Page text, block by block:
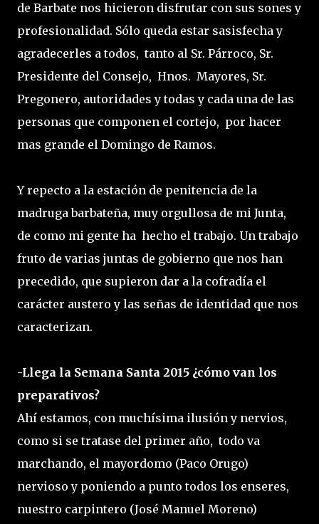
de Barbate nos hicieron disfrutar con sus sones y
profesionalidad. Sólo queda estar sasisfecha y
agradecerles a todos, tanto al Sr. Párroco, Sr.
Presidente del Consejo, Hnos. Mayores, Sr.
Pregonero, autoridades y todas y cada una de las
personas que componen el cortejo, por hacer
mas grande el Domingo de Ramos.
Y repecto a la estación de penitencia de la
madruga barbateña, muy orgullosa de mi Junta,
de como mi gente ha hecho el trabajo. Un trabajo
fruto de varias juntas de gobierno que nos han
precedido, que supieron dar a la cofradía el
carácter austero y las señas de identidad que nos
caracterizan.
-Llega la Semana Santa 2015 ¿cómo van los
preparativos?
Ahí estamos, con muchísima ilusión y nervios,
como si se tratase del primer año, todo va
marchando, el mayordomo (Paco Orugo)
nervioso y poniendo a punto todos los enseres,
nuestro carpintero (José Manuel Moreno)